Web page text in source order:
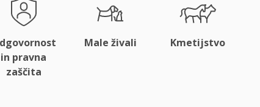
in pravna
zaščita
Male živali Kmetijstvo